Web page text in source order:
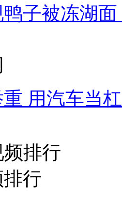
子被冻湖
用汽车当
排行
行